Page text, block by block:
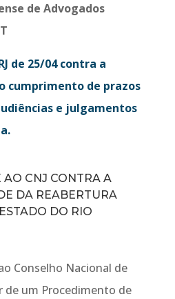
de Advogados
de 25/04 contra a
cumprimento de prazos
e julgamentos
AO CNJ CONTRA A
DA REABERTURA
DO RIO
Conselho Nacional de
de um Procedimento de